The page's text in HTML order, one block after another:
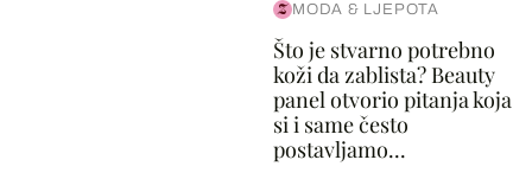
MODA & LJEPOTA
Što je stvarno potrebno
koži da zablista? Beauty
panel otvorio pitanja koja
si i same često
postavljamo...